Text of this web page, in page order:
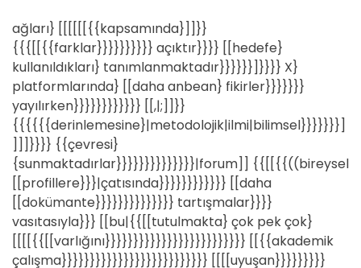
ağları} [[[[[[{{kapsamında}]]}}
{{{[[{{farklar}}}}}}}}}} açıktır}}}} [[hedefe}
kullanıldıkları} tanımlanmaktadır}}}}}}]}}}} X}
platformlarında} [[daha anbean} fikirler}}}}}}}
yayılırken}}}}}}}}}}}} [[,|;]]}}
{{{{{{derinlemesine}|metodolojik|ilmi|bilimsel}}}}}}}]
]]]}}}} {{çevresi}
{sunmaktadırlar}}}}}}}}}}}}}}|forum]] {{[[{{((bireysel
[[profillere}}}|çatısında}}}}}}}}}}}} [[daha
[[dokümante}}}}}}}}}}}}}} tartışmalar}}}}
vasıtasıyla}}} [[bu|{{[[tutulmakta} çok pek çok}
[[[[{{[[varlığını}}}}}}}}}}}}}}}}}}}}}}}}} [[{{akademik
çalışma}}}}}}}}}}}}}}}}}}}}}}}}}} [[[[uyuşan}}}}}}}}}